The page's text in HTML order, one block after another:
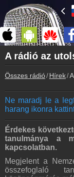
Főoldal
myonlineradio.hu
Bejelentkezés
Kapcsolat
Írj nekünk!
Partnerek
Rádiós partnerek
Rádió beágyazás
Ágyazd be
A rádió az
Összes rádió Hírek
Ne maradj le a
harang ikonra
Érdekes
tanulmánya a
kapcsolatban.
Megjelent a
összefoglaló